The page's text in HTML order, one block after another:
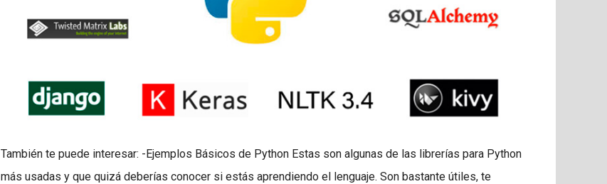
También te puede interesar: -Ejemplos Básicos de Python Estas son algunas de las librerías para Python
más usadas y que quizá deberías conocer si estás aprendiendo el lenguaje. Son bastante útiles, te